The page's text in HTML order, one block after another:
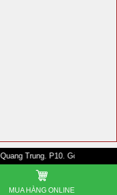
P10. Gò Vấp - 528A
MUA HÀNG ONLINE